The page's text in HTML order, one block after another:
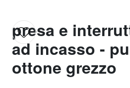
presa e
ad incasso -
ottone grezzo